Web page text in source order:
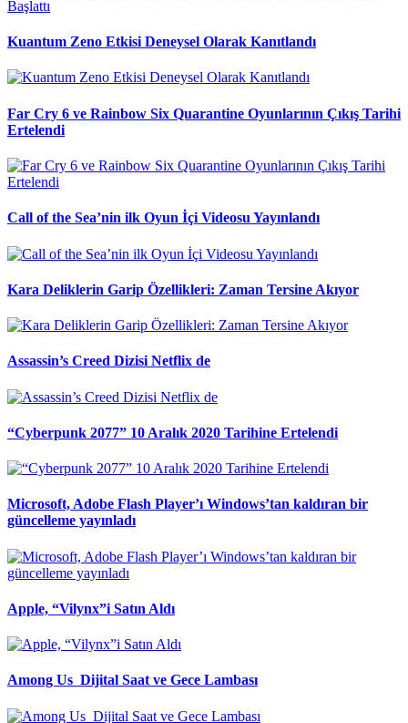
Kuantum Zeno Etkisi Deneysel Olarak Kanıtlandı
Far Cry 6 ve Rainbow Six Quarantine Oyunlarının Çıkış Tarihi
Ertelendi
Call of the Sea’nin ilk Oyun İçi Videosu Yayınlandı
Kara Deliklerin Garip Özellikleri: Zaman Tersine Akıyor
Assassin’s Creed Dizisi Netflix de
“Cyberpunk 2077” 10 Aralık 2020 Tarihine Ertelendi
Microsoft, Adobe Flash Player’ı Windows’tan kaldıran bir
güncelleme yayınladı
Apple, “Vilynx”i Satın Aldı
Among Us Dijital Saat ve Gece Lambası